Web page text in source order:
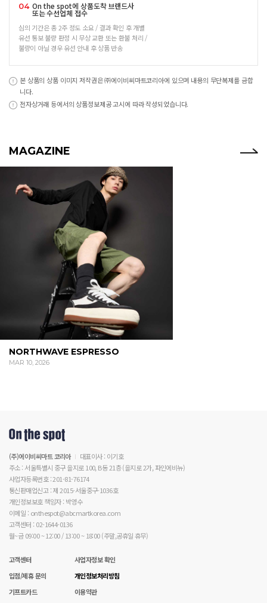
04 On the spot에 상품도착 브랜드사
또는 수선업체 접수
심의 기간은 총 2주 정도 소요 / 결과 확인 후 개별
유선 통보 불량 판정 시 무상 교환 또는 환불 처리 /
불량이 아닐 경우 유선 안내 후 상품 반송
본 상품의 상품 이미지 저작권은 ㈜에이비씨마트코리아에 있으며 내용의 무단복제를 금합
니다.
전자상거래 등에서의 상품정보제공 고시에 따라 작성되었습니다.
MAGAZINE
NORTHWAVE ESPRESSO
MAR 10, 2026
(주)에이비씨마트 코리아
대표이사 : 이기호
주소 : 서울특별시 중구 을지로 100, B동 21층 (을지로 2가, 파인에비뉴)
사업자등록번호 : 201-81-76174
통신판매업신고 : 제 2015-서울중구-1036호
개인정보보호 책임자 : 박영수
이메일 : onthespot@abcmartkorea.com
고객센터 : 02-1644-0136
월~금 09:00 ~ 12:00 / 13:00 ~ 18:00 (주말,공휴일 휴무)
고객센터
입점/제휴 문의
기프트카드
사업자정보 확인
개인정보처리방침
이용약관